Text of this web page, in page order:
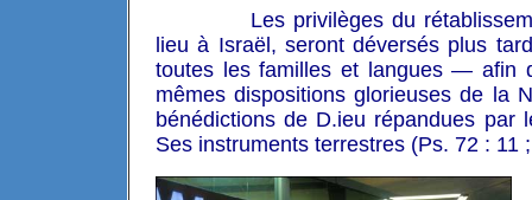
Les privilèges du
lieu à Israël, seront déversés plus
toutes les familles et langues — afin
mêmes dispositions glorieuses de la
bénédictions de D.ieu répandues
Ses instruments terrestres (Ps. 72 :